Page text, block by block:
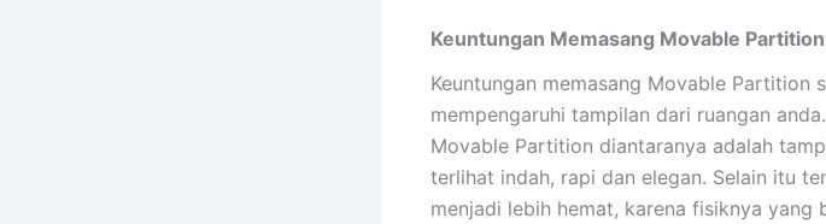
Keuntungan Memasang Movable Partition
Keuntungan memasang Movable Partition
mempengaruhi tampilan dari ruangan
Movable Partition diantaranya adalah
terlihat indah, rapi dan elegan. Selain itu
menjadi lebih hemat, karena fisiknya yang